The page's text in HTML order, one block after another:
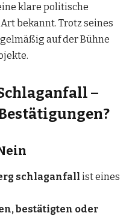
klare politische
bekannt. Trotz seines
auf der Bühne
–
schlaganfall ist eines
bestätigten oder